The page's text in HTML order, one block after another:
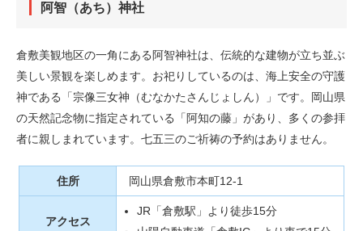
阿智（あち）神社
倉敷美観地区の一角にある阿智神社は、伝統的な建物が立ち並ぶ
美しい景観を楽しめます。お祀りしているのは、海上安全の守護
神である「宗像三女神（むなかたさんじょしん）」です。岡山県
の天然記念物に指定されている「阿知の藤」があり、多くの参拝
者に親しまれています。七五三のご祈祷の予約はありません。
住所 岡山県倉敷市本町12-1
アクセス
JR「倉敷駅」より徒歩15分